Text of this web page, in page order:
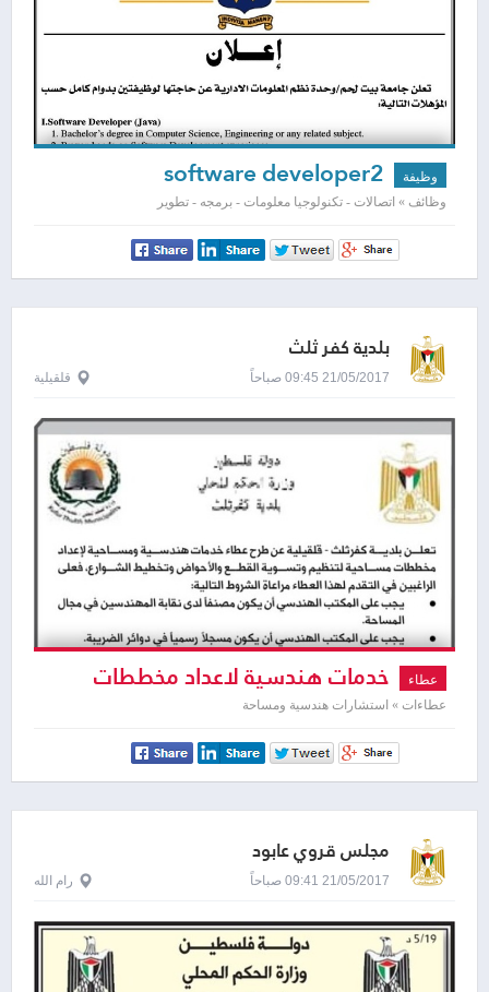
وظيفة
وظائف » اتصالات - تكنولوجيا معلومات - برمجه - تطوير
بلدية كفر ثلث
21/05/2017 09:45 صباحاً قلقيلية
عطاء خدمات هندسية لاعداد مخططات
مساحية
عطاءات » استشارات هندسية ومساحة
مجلس قروي عابود
21/05/2017 09:41 صباحاً رام الله